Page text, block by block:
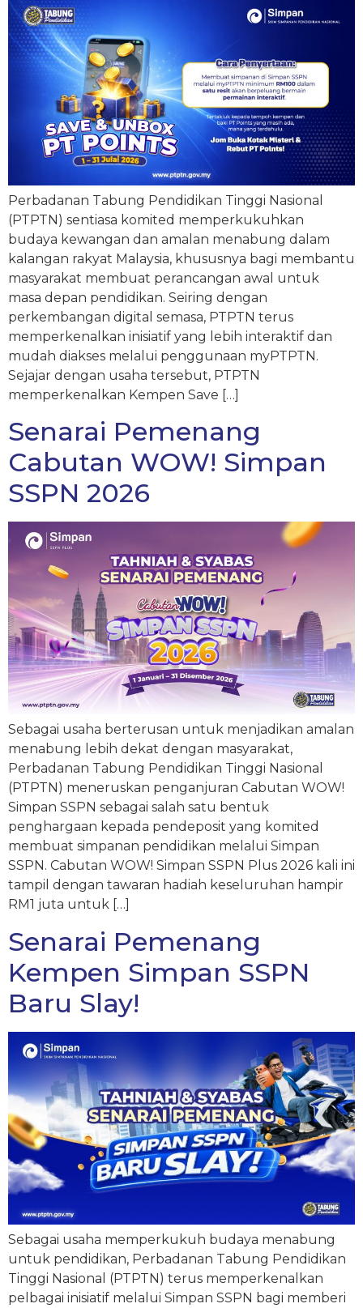
Perbadanan Tabung Pendidikan Tinggi Nasional
(PTPTN) sentiasa komited memperkukuhkan
budaya kewangan dan amalan menabung dalam
kalangan rakyat Malaysia, khususnya bagi membantu
masyarakat membuat perancangan awal untuk
masa depan pendidikan. Seiring dengan
perkembangan digital semasa, PTPTN terus
memperkenalkan inisiatif yang lebih interaktif dan
mudah diakses melalui penggunaan myPTPTN.
Sejajar dengan usaha tersebut, PTPTN
memperkenalkan Kempen Save […]
Senarai Pemenang
Cabutan WOW! Simpan
SSPN 2026
Sebagai usaha berterusan untuk menjadikan amalan
menabung lebih dekat dengan masyarakat,
Perbadanan Tabung Pendidikan Tinggi Nasional
(PTPTN) meneruskan penganjuran Cabutan WOW!
Simpan SSPN sebagai salah satu bentuk
penghargaan kepada pendeposit yang komited
membuat simpanan pendidikan melalui Simpan
SSPN. Cabutan WOW! Simpan SSPN Plus 2026 kali ini
tampil dengan tawaran hadiah keseluruhan hampir
RM1 juta untuk […]
Senarai Pemenang
Kempen Simpan SSPN
Baru Slay!
Sebagai usaha memperkukuh budaya menabung
untuk pendidikan, Perbadanan Tabung Pendidikan
Tinggi Nasional (PTPTN) terus memperkenalkan
pelbagai inisiatif melalui Simpan SSPN bagi memberi